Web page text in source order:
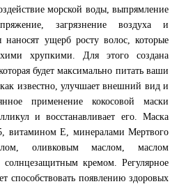
морской воды, выпрямление
загрязнение воздуха и
наносят ущерб росту волос, которые
хрупкими. Для этого создана
будет максимально питать ваши
известно, улучшает внешний вид и
применение кокосовой маски
и восстанавливает его. Маска
витамином E, минералами Мертвого
оливковым маслом, маслом
кремом. Регулярное
способствовать появлению здоровых